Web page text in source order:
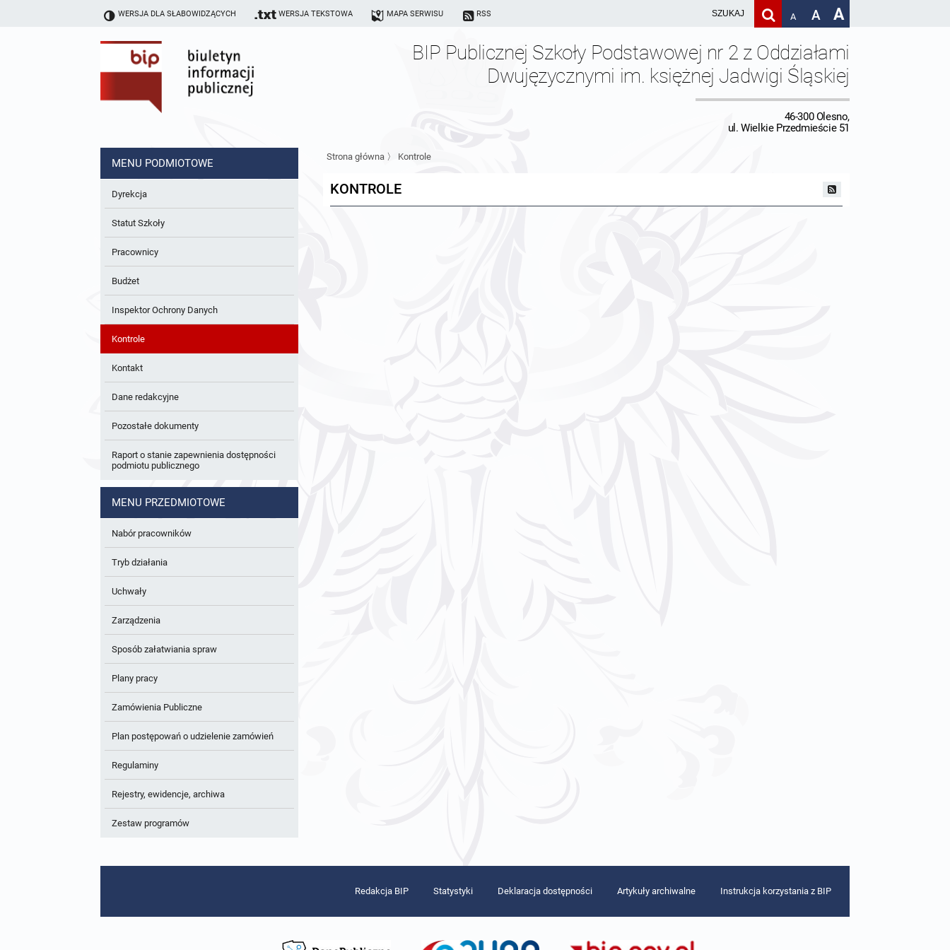
WERSJA DLA SŁABOWIDZĄCYCH WERSJA TEKSTOWA MAPA SERWISU RSS A A A
BIP Publicznej Szkoły Podstawowej nr 2 z Oddziałami
Dwujęzycznymi im. księżnej Jadwigi Śląskiej
46-300 Olesno,
ul. Wielkie Przedmieście 51
MENU PODMIOTOWE
Dyrekcja
Statut Szkoły
Pracownicy
Budżet
Inspektor Ochrony Danych
Kontrole
Kontakt
Dane redakcyjne
Pozostałe dokumenty
Raport o stanie zapewnienia dostępności
podmiotu publicznego
MENU PRZEDMIOTOWE
Nabór pracowników
Tryb działania
Uchwały
Zarządzenia
Sposób załatwiania spraw
Plany pracy
Zamówienia Publiczne
Plan postępowań o udzielenie zamówień
Regulaminy
Rejestry, ewidencje, archiwa
Zestaw programów
Strona główna 〉 Kontrole
KONTROLE
Redakcja BIP Statystyki Deklaracja dostępności Artykuły archiwalne Instrukcja korzystania z BIP